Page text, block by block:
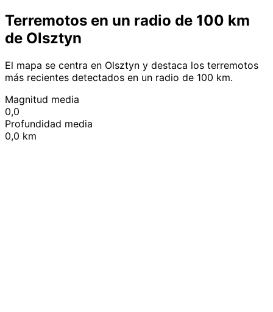
Terremotos en un radio de 100 km
de Olsztyn
El mapa se centra en Olsztyn y destaca los terremotos
más recientes detectados en un radio de 100 km.
Magnitud media
0,0
Profundidad media
0,0 km